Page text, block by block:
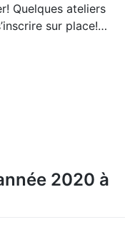
Quelques ateliers
sur place!…
2020 à